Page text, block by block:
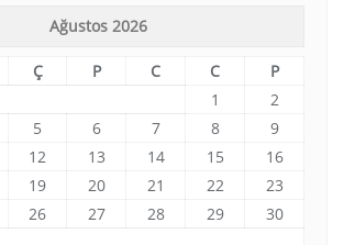
Ağustos 2026
Ç P C C
P
1
2
5 6 7 8
9
12 13 14 15
16
19 20 21 22
23
26 27 28 29
30